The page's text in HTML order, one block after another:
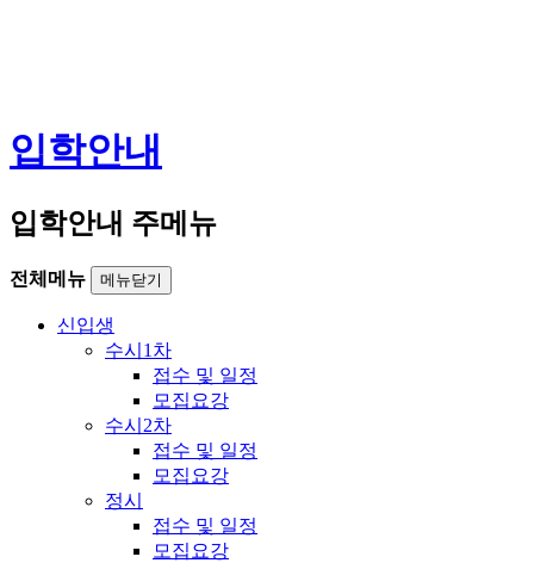
입학안내
입학안내 주메뉴
전체메뉴 메뉴닫기
신입생
수시1차
접수 및 일정
모집요강
수시2차
접수 및 일정
모집요강
정시
접수 및 일정
모집요강